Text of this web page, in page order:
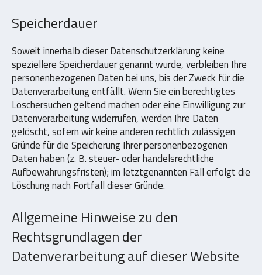
Speicherdauer
Soweit innerhalb dieser Datenschutzerklärung keine
speziellere Speicherdauer genannt wurde, verbleiben Ihre
personenbezogenen Daten bei uns, bis der Zweck für die
Datenverarbeitung entfällt. Wenn Sie ein berechtigtes
Löschersuchen geltend machen oder eine Einwilligung zur
Datenverarbeitung widerrufen, werden Ihre Daten
gelöscht, sofern wir keine anderen rechtlich zulässigen
Gründe für die Speicherung Ihrer personenbezogenen
Daten haben (z. B. steuer- oder handelsrechtliche
Aufbewahrungsfristen); im letztgenannten Fall erfolgt die
Löschung nach Fortfall dieser Gründe.
Allgemeine Hinweise zu den
Rechtsgrundlagen der
Datenverarbeitung auf dieser Website